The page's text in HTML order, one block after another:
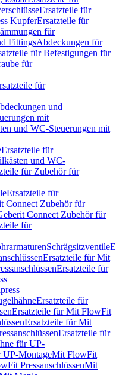
Ersatzteile für
KupferErsatzteile für
für
FittingsAbdeckungen für
für Befestigungen für
für
für
und
mit
und WC-Steuerungen mit
Ersatzteile für
und WC-
für Zubehör für
Ersatzteile für
Connect Zubehör für
Connect Zubehör für
für
Schrägsitzventile
Ersatzteile für Mit
Ersatzteile für
Ersatzteile für
Ersatzteile für Mit FlowFit
Ersatzteile für Mit
Ersatzteile für
für UP-
UP-MontageMit FlowFit
PressanschlüssenMit